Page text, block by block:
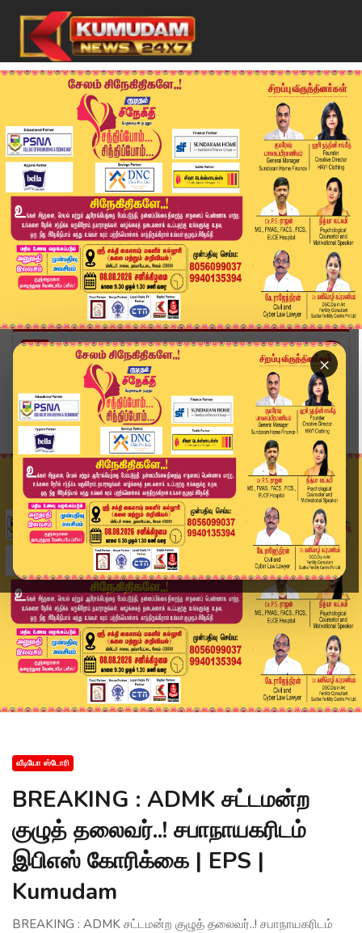
×
Home
வீடியோ ஸ்டோரி
BREAKING : ADMK சட்டமன்ற குழுத் தலைவர்..! சபாநா...
வீடியோ ஸ்டோரி
BREAKING : ADMK சட்டமன்ற
குழுத் தலைவர்..! சபாநாயகரிடம்
இபிஎஸ் கோரிக்கை | EPS |
Kumudam
BREAKING : ADMK சட்டமன்ற குழுத் தலைவர்..! சபாநாயகரிடம்